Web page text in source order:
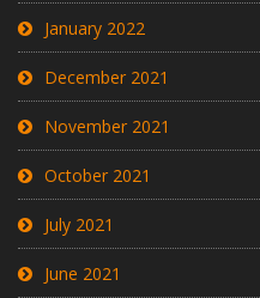
January 2022
December 2021
November 2021
October 2021
July 2021
June 2021